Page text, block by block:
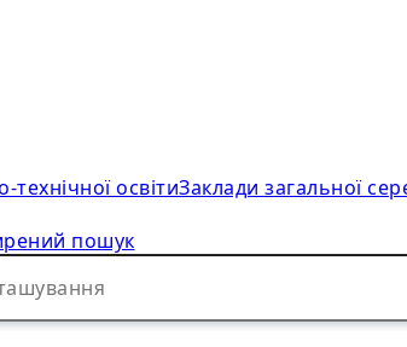
освітиЗаклади загальної
пошук